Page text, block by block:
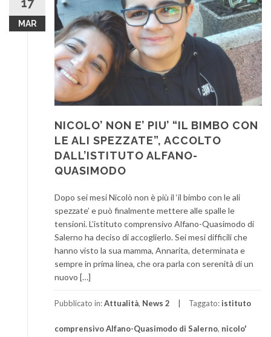
MAR
NICOLO’ NON E’ PIU’ “IL BIMBO CON
LE ALI SPEZZATE”, ACCOLTO
DALL’ISTITUTO ALFANO-
QUASIMODO
Dopo sei mesi Nicolò non è più il ‘il bimbo con le ali
spezzate’ e può finalmente mettere alle spalle le
tensioni. L’istituto comprensivo Alfano-Quasimodo di
Salerno ha deciso di accoglierlo. Sei mesi difficili che
hanno visto la sua mamma, Annarita, determinata e
sempre in prima linea, che ora parla con serenità di un
nuovo […]
Pubblicato in:Attualità, News 2 Taggato: istituto
comprensivo Alfano-Quasimodo di Salerno, nicolo'